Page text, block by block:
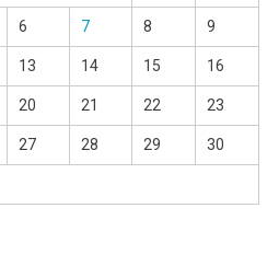
6 7 8 9
13 14 15 16
20 21 22 23
27 28 29 30